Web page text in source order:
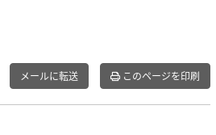
メールに転送 このページを印刷